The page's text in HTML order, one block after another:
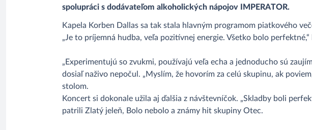
spolupráci s dodávateľom alkoholických nápojov IMPERATOR.
Kapela Korben Dallas sa tak stala hlavným programom piatkového
„Je to príjemná hudba, veľa pozitívnej energie. Všetko bolo
„Experimentujú so zvukmi, používajú veľa echa a jednoducho sú
dosiaľ naživo nepočul. „Myslím, že hovorím za celú skupinu, ak
stolom.
Koncert si dokonale užila aj ďalšia z návštevníčok. „Skladby boli
patrili Zlatý jeleň, Bolo nebolo a známy hit skupiny Otec.